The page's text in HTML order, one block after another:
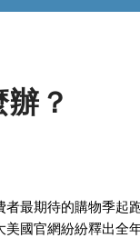
？
最期待的購物季起跑
美國官網紛紛釋出全